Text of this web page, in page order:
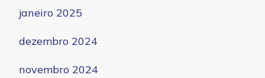
janeiro 2025
dezembro 2024
novembro 2024